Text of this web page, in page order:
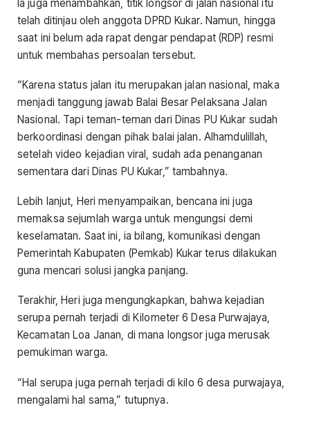
Ia juga menambahkan, titik longsor di jalan nasional itu
telah ditinjau oleh anggota DPRD Kukar. Namun, hingga
saat ini belum ada rapat dengar pendapat (RDP) resmi
untuk membahas persoalan tersebut.
“Karena status jalan itu merupakan jalan nasional, maka
menjadi tanggung jawab Balai Besar Pelaksana Jalan
Nasional. Tapi teman-teman dari Dinas PU Kukar sudah
berkoordinasi dengan pihak balai jalan. Alhamdulillah,
setelah video kejadian viral, sudah ada penanganan
sementara dari Dinas PU Kukar,” tambahnya.
Lebih lanjut, Heri menyampaikan, bencana ini juga
memaksa sejumlah warga untuk mengungsi demi
keselamatan. Saat ini, ia bilang, komunikasi dengan
Pemerintah Kabupaten (Pemkab) Kukar terus dilakukan
guna mencari solusi jangka panjang.
Terakhir, Heri juga mengungkapkan, bahwa kejadian
serupa pernah terjadi di Kilometer 6 Desa Purwajaya,
Kecamatan Loa Janan, di mana longsor juga merusak
pemukiman warga.
“Hal serupa juga pernah terjadi di kilo 6 desa purwajaya,
mengalami hal sama,” tutupnya.